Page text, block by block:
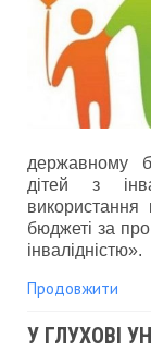
державному
дітей з
бюджеті за
інвалідністю».
Продовжити
У ГЛУХОВІ